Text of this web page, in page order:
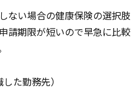
ない場合の健康保険の選択肢
請期限が短いので早急に比較
た勤務先）